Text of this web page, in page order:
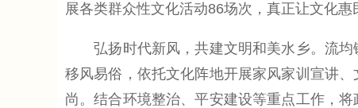
展各类群众性文化活动86场次，真正让文化惠
弘扬时代新风，共建文明和美水乡。流均
移风易俗，依托文化阵地开展家风家训宣讲
尚。结合环境整治、平安建设等重点工作，